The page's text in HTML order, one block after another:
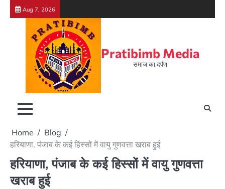
Skip
Aug 7, 2026
Pratibimb Media
समाज का दर्पण
Home
Blog
हरियाणा, पंजाब के कई हिस्सों में वायु गुणवत्ता खराब हुई
हरियाणा, पंजाब के कई हिस्सों में वायु गुणवत्ता
खराब हुई